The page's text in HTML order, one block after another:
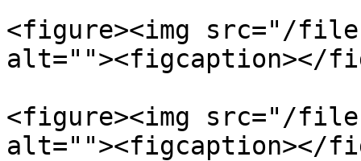
<figure><img src="/files/
alt=""><figcaption></
<figure><img src="/files/
alt=""><figcaption></